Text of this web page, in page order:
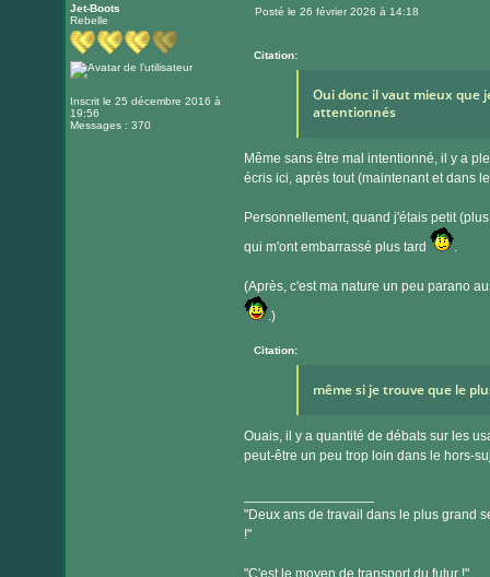
Jet-Boots
Rebelle
Inscrit le 25 décembre 2016 à
19:56
Messages : 370
Posté le 26 février 2026 à 14:18
Citation:
Oui donc il vaut mieux que
attentionnés
Même sans être mal intentionné, il y a
écris ici, après tout (maintenant et dans
Personnellement, quand j'étais petit
qui m'ont embarrassé plus tard
.
(Après, c'est ma nature un peu parano
.)
Citation:
même si je trouve que le
Ouais, il y a quantité de débats sur les
peut-être un peu trop loin dans le hors-
"Deux ans de travail dans le plus grand
!"
"C'est le moyen de transport du futur !"